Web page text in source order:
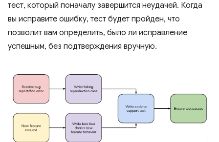
тест, который поначалу завершится неудачей. Когда
вы исправите ошибку, тест будет пройден, что
позволит вам определить, было ли исправление
успешным, без подтверждения вручную.